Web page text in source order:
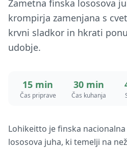
Žametna finska lososova
krompirja zamenjana s
krvni sladkor in hkrati
udobje.
15 min
Čas priprave
30 min
Čas kuhanja
Lohikeitto je finska
lososova juha, ki temelji na